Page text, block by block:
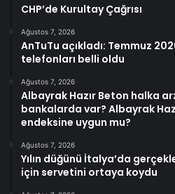
CHP’de Kurultay Çağrısı
Ağustos 7, 2026
AnTuTu açıkladı: Temmuz
telefonları belli oldu
Ağustos 7, 2026
Albayrak Hazır Beton halka
bankalarda var? Albayrak
endeksine uygun mu?
Ağustos 7, 2026
Yılın düğünü İtalya’da
için servetini ortaya koydu